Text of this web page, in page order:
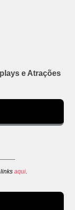
e Atrações
aqui.